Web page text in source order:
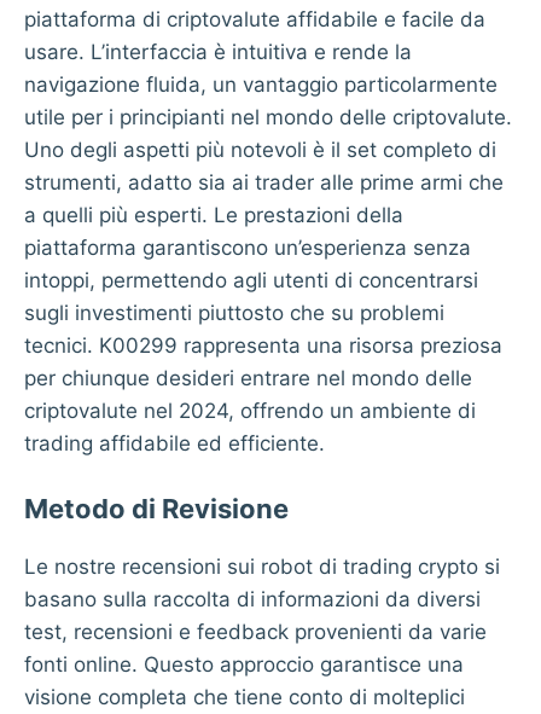
piattaforma di criptovalute affidabile e facile da
usare. L’interfaccia è intuitiva e rende la
navigazione fluida, un vantaggio particolarmente
utile per i principianti nel mondo delle criptovalute.
Uno degli aspetti più notevoli è il set completo di
strumenti, adatto sia ai trader alle prime armi che
a quelli più esperti. Le prestazioni della
piattaforma garantiscono un’esperienza senza
intoppi, permettendo agli utenti di concentrarsi
sugli investimenti piuttosto che su problemi
tecnici. K00299 rappresenta una risorsa preziosa
per chiunque desideri entrare nel mondo delle
criptovalute nel 2024, offrendo un ambiente di
trading affidabile ed efficiente.
Metodo di Revisione
Le nostre recensioni sui robot di trading crypto si
basano sulla raccolta di informazioni da diversi
test, recensioni e feedback provenienti da varie
fonti online. Questo approccio garantisce una
visione completa che tiene conto di molteplici